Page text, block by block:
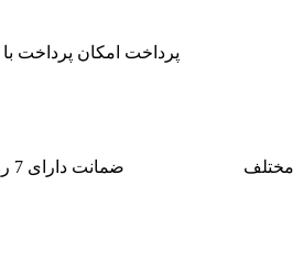
پرداخت امکان پرداخت با
مختلف ضمانت دارای 7 روز مهلت تست میباشد